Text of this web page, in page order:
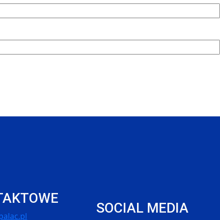
SOCIAL MEDIA